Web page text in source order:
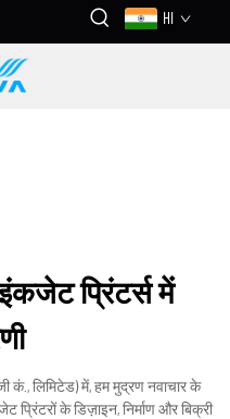
HI
प्रिंटर्स में
कं., लिमिटेड) में, हम मुद्रण नवाचार के
प्रिंटरों के डिज़ाइन, निर्माण और बिक्री